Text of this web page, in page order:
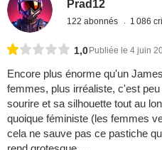
Prad12
122 abonnés 1 086
1,0 Publiée le 4 juin
Encore plus énorme qu'un
femmes, plus irréaliste, c'est
sourire et sa silhouette tout au
quoique féministe (les femmes
cela ne sauve pas ce pastiche